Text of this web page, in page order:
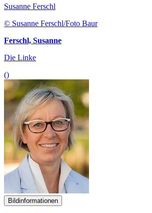
Susanne Ferschl
© Susanne Ferschl/Foto Baur
Ferschl, Susanne
Die Linke
()
Bildinformationen